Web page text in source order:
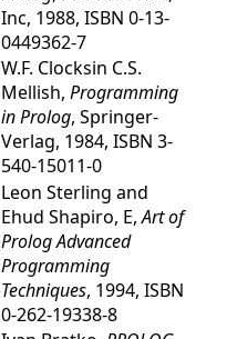
Inc, 1988, ISBN 0-13-
0449362-7
W.F. Clocksin C.S.
Mellish,Programming
in Prolog, Springer-
Verlag, 1984, ISBN 3-
540-15011-0
Leon Sterling and
Ehud Shapiro, E,Art of
Prolog Advanced
Programming
Techniques, 1994, ISBN
0-262-19338-8